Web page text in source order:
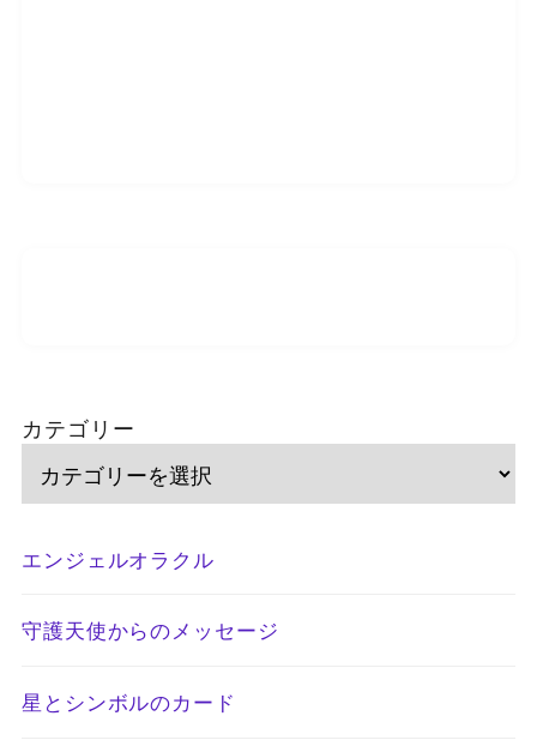
カテゴリー
エンジェルオラクル
守護天使からのメッセージ
星とシンボルのカード